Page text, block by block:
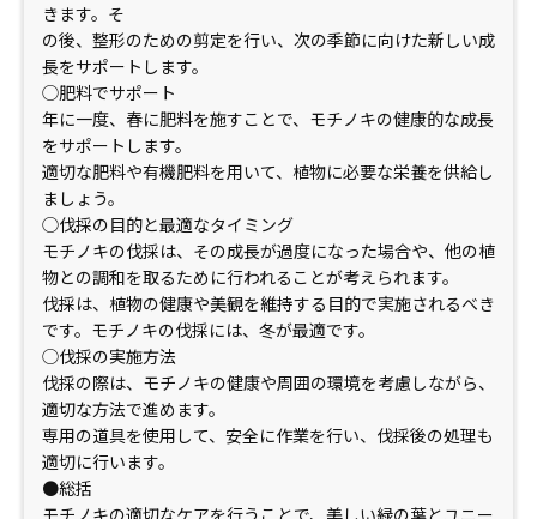
きます。そ
の後、整形のための剪定を行い、次の季節に向けた新しい成
長をサポートします。
◯肥料でサポート
年に一度、春に肥料を施すことで、モチノキの健康的な成長
をサポートします。
適切な肥料や有機肥料を用いて、植物に必要な栄養を供給し
ましょう。
◯伐採の目的と最適なタイミング
モチノキの伐採は、その成長が過度になった場合や、他の植
物との調和を取るために行われることが考えられます。
伐採は、植物の健康や美観を維持する目的で実施されるべき
です。モチノキの伐採には、冬が最適です。
◯伐採の実施方法
伐採の際は、モチノキの健康や周囲の環境を考慮しながら、
適切な方法で進めます。
専用の道具を使用して、安全に作業を行い、伐採後の処理も
適切に行います。
●総括
モチノキの適切なケアを行うことで、美しい緑の葉とユニー